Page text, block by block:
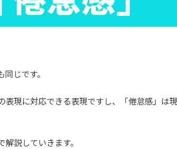
じです。
表現に対応できる表現ですし、「倦怠感」は現
説していきます。